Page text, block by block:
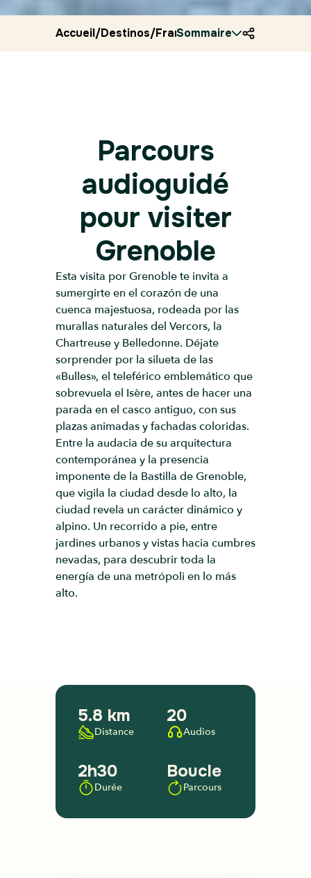
Accueil/Destinos/Francia/Ryocity/Grenoble
Sommaire
Parcours
audioguidé
pour visiter
Grenoble
Esta visita por Grenoble te invita a
sumergirte en el corazón de una
cuenca majestuosa, rodeada por las
murallas naturales del Vercors, la
Chartreuse y Belledonne. Déjate
sorprender por la silueta de las
«Bulles», el teleférico emblemático que
sobrevuela el Isère, antes de hacer una
parada en el casco antiguo, con sus
plazas animadas y fachadas coloridas.
Entre la audacia de su arquitectura
contemporánea y la presencia
imponente de la Bastilla de Grenoble,
que vigila la ciudad desde lo alto, la
ciudad revela un carácter dinámico y
alpino. Un recorrido a pie, entre
jardines urbanos y vistas hacia cumbres
nevadas, para descubrir toda la
energía de una metrópoli en lo más
alto.
5.8 km
Distance
20
Audios
2h30
Durée
Boucle
Parcours